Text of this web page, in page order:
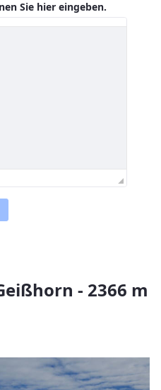
Sie hier eingeben.
- 2366 m